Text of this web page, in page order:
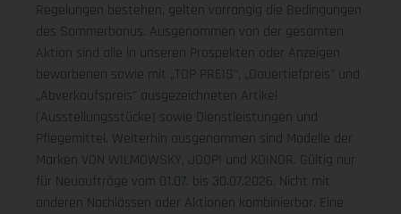
Regelungen bestehen, gelten vorrangig die Bedingungen
des Sommerbonus. Ausgenommen von der gesamten
Aktion sind alle in unseren Prospekten oder Anzeigen
beworbenen sowie mit „TOP PREIS", „Dauertiefpreis" und
„Abverkaufspreis" ausgezeichneten Artikel
(Ausstellungsstücke) sowie Dienstleistungen und
Pflegemittel. Weiterhin ausgenommen sind Modelle der
Marken VON WILMOWSKY, JOOP! und KOINOR. Gültig nur
für Neuaufträge vom 01.07. bis 30.07.2026. Nicht mit
anderen Nachlässen oder Aktionen kombinierbar. Eine